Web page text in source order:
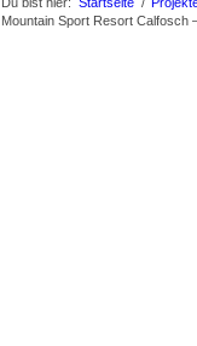
Mountain Sport Resort Calfosch